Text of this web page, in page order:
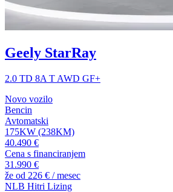
Geely StarRay
2.0 TD 8A T AWD GF+
Novo vozilo
Bencin
Avtomatski
175KW (238KM)
40.490 €
Cena s financiranjem
31.990 €
že od 226 € / mesec
NLB Hitri Lizing